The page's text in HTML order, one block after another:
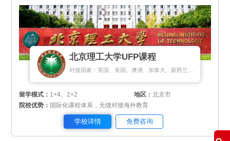
北京理工大学UFP课程
留学模式： 1+4、2+2 地区：北京市
院校优势： 国际化课程体系，无缝对接海外教育
学校详情 免费咨询